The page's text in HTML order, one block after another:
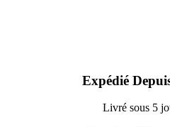
Expédié
Livré sous 5